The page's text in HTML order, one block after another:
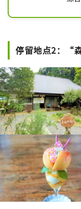
和
家
饼
邻
停留地点2：“